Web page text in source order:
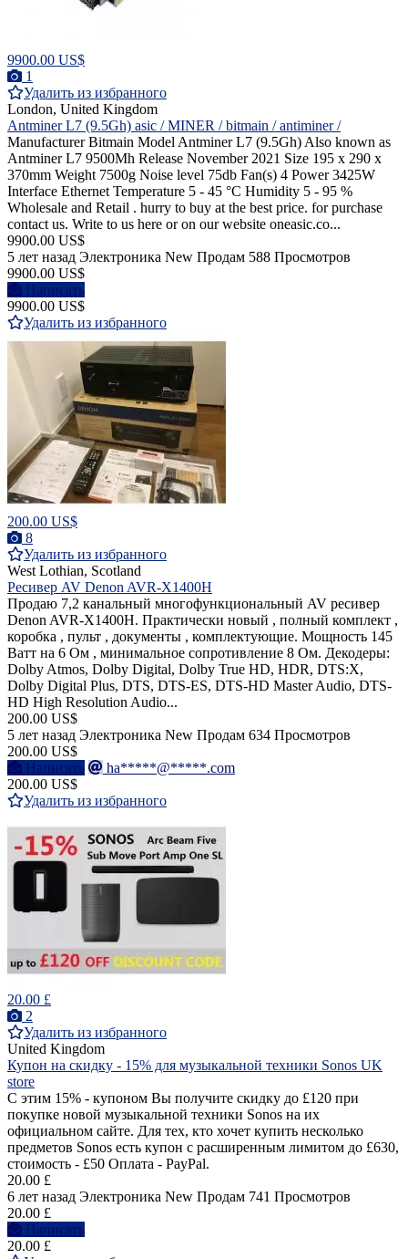
9900.00 US$
1
Удалить из избранного
London, United Kingdom
Antminer L7 (9.5Gh) asic / MINER / bitmain / antiminer /
Manufacturer Bitmain Model Antminer L7 (9.5Gh) Also known as
Antminer L7 9500Mh Release November 2021 Size 195 x 290 x
370mm Weight 7500g Noise level 75db Fan(s) 4 Power 3425W
Interface Ethernet Temperature 5 - 45 °C Humidity 5 - 95 %
Wholesale and Retail . hurry to buy at the best price. for purchase
contact us. Write to us here or on our website oneasic.co...
9900.00 US$
5 лет назад Электроника New Продам 588 Просмотров
9900.00 US$
Написать
9900.00 US$
Удалить из избранного
200.00 US$
8
Удалить из избранного
West Lothian, Scotland
Ресивер AV Denon AVR-X1400H
Продаю 7,2 канальный многофункциональный AV ресивер
Denon AVR-X1400H. Практически новый , полный комплект ,
коробка , пульт , документы , комплектующие. Мощность 145
Ватт на 6 Ом , минимальное сопротивление 8 Ом. Декодеры:
Dolby Atmos, Dolby Digital, Dolby True HD, HDR, DTS:X,
Dolby Digital Plus, DTS, DTS-ES, DTS-HD Master Audio, DTS-
HD High Resolution Audio...
200.00 US$
5 лет назад Электроника New Продам 634 Просмотров
200.00 US$
Написать
ha*****@*****.com
200.00 US$
Удалить из избранного
20.00 £
2
Удалить из избранного
United Kingdom
Купон на скидку - 15% для музыкальной техники Sonos UK
store
С этим 15% - купоном Вы получите скидку до £120 при
покупке новой музыкальной техники Sonos на их
официальном сайте. Для тех, кто хочет купить несколько
предметов Sonos есть купон с расширенным лимитом до £630,
стоимость - £50 Оплата - PayPal.
20.00 £
6 лет назад Электроника New Продам 741 Просмотров
20.00 £
Написать
20.00 £